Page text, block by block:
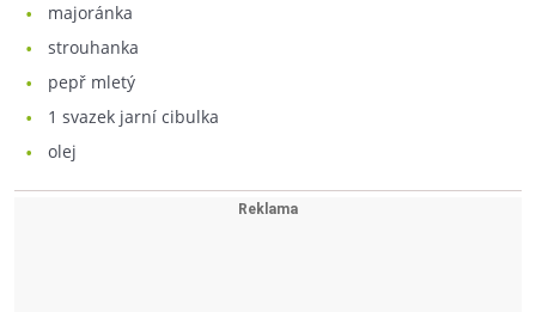
majoránka
strouhanka
pepř mletý
1 svazek jarní cibulka
olej